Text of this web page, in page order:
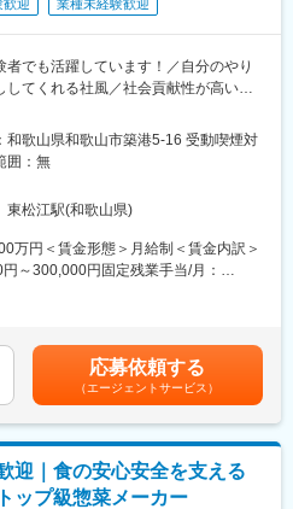
用品、美容用品など家庭日用品全般
営が可能
質管理体制の抜本的強化や組織マネ
、マイカー通勤可、転勤なし。家族
生も充実
ナルとして組織運営や経営視点を養
指せます
歓迎 業種未経験歓迎
者でも活躍しています！／自分のやり
してくれる社風／社会貢献性が高い／
業として、受注～見積作成～打合・納
先は材木屋・建材屋（家を造るための
材を仕入れて販売する会社）の既存営
してスタートできます◎
ジ＞
住宅の骨組み使われている木材で
との図面の打ち合わせをし、実現で
和歌山県和歌山市築港5-16 受動喫煙対
囲：無
東松江駅(和歌山県)
万円＜賃金形態＞月給制＜賃金内訳＞
～300,000円固定残業手当/月：
たします。■賞与：年2回賃金はあくま
考を通じて上下する可能性がありま
含めた表記です。
応募依頼する
（エージェントサービス）
迎｜食の安心安全を支える
ップ級惣菜メーカー